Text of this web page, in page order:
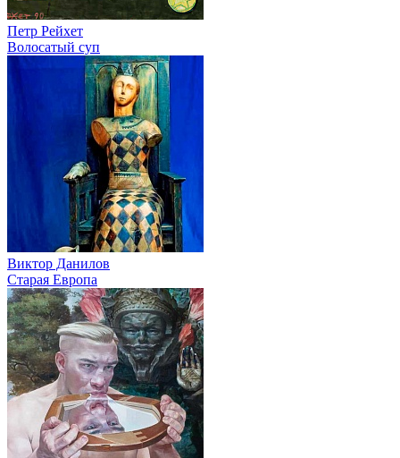
Петр Рейхет
Волосатый суп
Виктор Данилов
Старая Европа